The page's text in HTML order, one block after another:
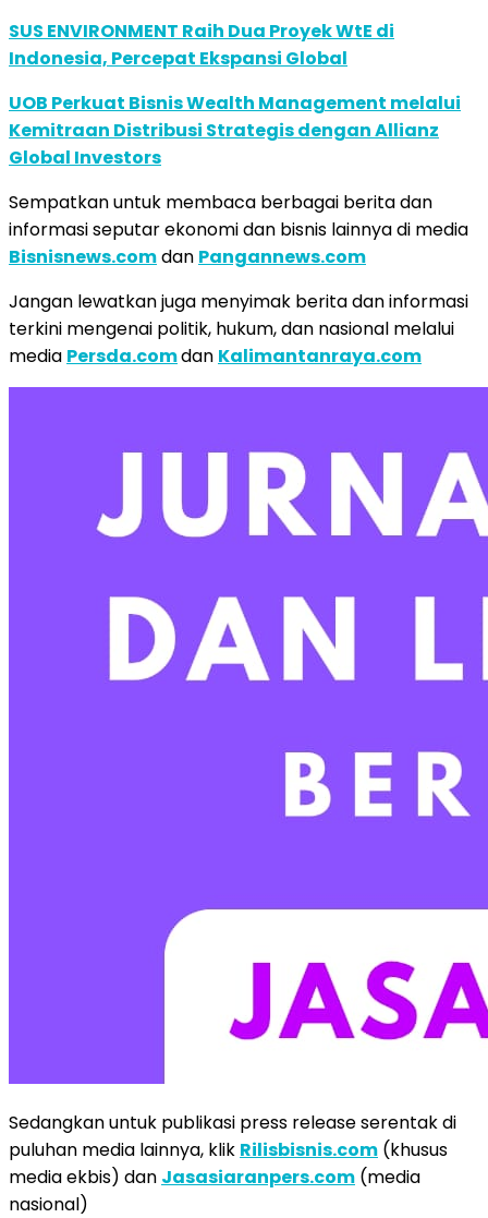
SUS ENVIRONMENT Raih Dua Proyek WtE di
Indonesia, Percepat Ekspansi Global
UOB Perkuat Bisnis Wealth Management melalui
Kemitraan Distribusi Strategis dengan Allianz
Global Investors
Sempatkan untuk membaca berbagai berita dan
informasi seputar ekonomi dan bisnis lainnya di media
Bisnisnews.comdan Pangannews.com
Jangan lewatkan juga menyimak berita dan informasi
terkini mengenai politik, hukum, dan nasional melalui
media Persda.comdan Kalimantanraya.com
Sedangkan untuk publikasi press release serentak di
puluhan media lainnya, klik Rilisbisnis.com (khusus
media ekbis) dan Jasasiaranpers.com (media
nasional)